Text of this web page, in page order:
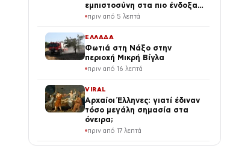
εμπιστοσύνη στα πιο ένδοξα
χρόνια του Λιονέλ
πριν από 5 λεπτά
ΕΛΛΑΔΑ
Φωτιά στη Νάξο στην
περιοχή Μικρή Βίγλα
πριν από 16 λεπτά
VIRAL
Αρχαίοι Έλληνες: γιατί έδιναν
τόσο μεγάλη σημασία στα
όνειρα;
πριν από 17 λεπτά